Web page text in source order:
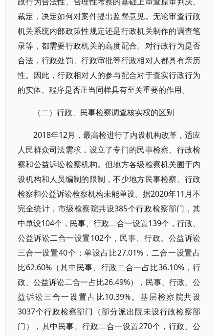
裁定，决定如何对案件提出监督意见。无论审查行政
机关系统内部政策性规定还是行政机关制作的调查笔
录等，都需要行政机关的高度配合。对行政行为是否
合法，行政处罚、行政审批等行政相对人都具有亲历
性。因此，行政相对人的参与配合对于查实行政行为
的实体、程序是否正当同样具有至关重要的作用。
（二）行政、民事检察调查核实权的区别
2018年12月，最高检进行了内设机构改革，适应
人民群众司法需求，设立了专门的民事检察、行政检
察和公益诉讼检察机构。但地方各级检察机关囿于内
设机构和人员编制的限制，不少地方民事检察、行政
检察和公益诉讼检察机构未能单设。据2020年11月不
完全统计，市级检察院共设385个行政检察部门，其
中单设104个，民事、行政二合一设置139个，行政、
公益诉讼二合一设置102个，民事、行政、公益诉讼
三合一设置40个；单设占比27.01%，二合一设置占
比62.60%（其中民事、行政二合一占比36.10%，行
政、公益诉讼二合一占比26.49%），民事、行政、公
益诉讼三合一设置占比10.39%。基层检察院共设
3037个行政检察部门（部分派出院未设行政检察部
门），其中民事、行政二合一设置270个，行政、公